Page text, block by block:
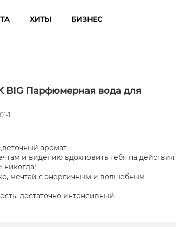
ХИТЫ БИЗНЕС
BIG Парфюмерная вода для
1
аромат
и видению вдохновить тебя на действия.
никогда!
мечтай с энергичным и волшебным
достаточно интенсивный